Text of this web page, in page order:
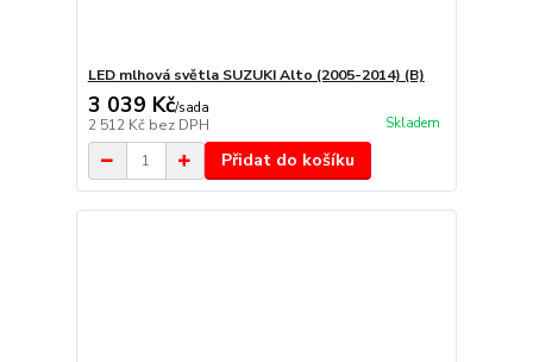
LED mlhová světla SUZUKI Alto (2005-2014) (B)
3 039 Kč/sada
2 512 Kč bez DPH Skladem
Přidat do košíku